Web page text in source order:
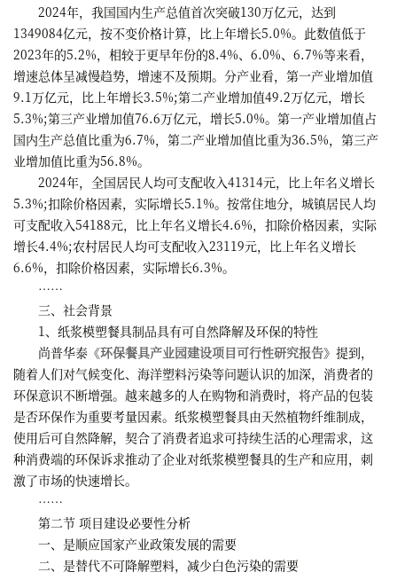
2024年，我国国内生产总值首次突破130万亿元，达到
1349084亿元，按不变价格计算，比上年增长5.0%。此数值低于
2023年的5.2%，相较于更早年份的8.4%、6.0%、6.7%等来看，
增速总体呈减慢趋势，增速不及预期。分产业看，第一产业增加值
9.1万亿元，比上年增长3.5%;第二产业增加值49.2万亿元，增长
5.3%;第三产业增加值76.6万亿元，增长5.0%。第一产业增加值占
国内生产总值比重为6.7%，第二产业增加值比重为36.5%，第三产
业增加值比重为56.8%。
2024年，全国居民人均可支配收入41314元，比上年名义增长
5.3%;扣除价格因素，实际增长5.1%。按常住地分，城镇居民人均
可支配收入54188元，比上年名义增长4.6%，扣除价格因素，实际
增长4.4%;农村居民人均可支配收入23119元，比上年名义增长
6.6%，扣除价格因素，实际增长6.3%。
……
三、社会背景
1、纸浆模塑餐具制品具有可自然降解及环保的特性
尚普华泰《环保餐具产业园建设项目可行性研究报告》提到，
随着人们对气候变化、海洋塑料污染等问题认识的加深，消费者的
环保意识不断增强。越来越多的人在购物和消费时，将产品的包装
是否环保作为重要考量因素。纸浆模塑餐具由天然植物纤维制成，
使用后可自然降解，契合了消费者追求可持续生活的心理需求，这
种消费端的环保诉求推动了企业对纸浆模塑餐具的生产和应用，刺
激了市场的快速增长。
……
第二节 项目建设必要性分析
一、是顺应国家产业政策发展的需要
二、是替代不可降解塑料，减少白色污染的需要